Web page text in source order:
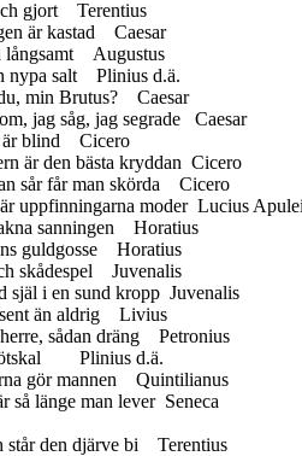
Terentius
Caesar
Augustus
salt Plinius d.ä.
Brutus? Caesar
jag segrade Caesar
Cicero
den bästa kryddan Cicero
sår får man skörda Cicero
moder Lucius
Horatius
Horatius
Juvenalis
i en sund kropp Juvenalis
än aldrig Livius
sådan dräng Petronius
d.ä.
mannen Quintilianus
länge man lever Seneca
den djärve bi Terentius